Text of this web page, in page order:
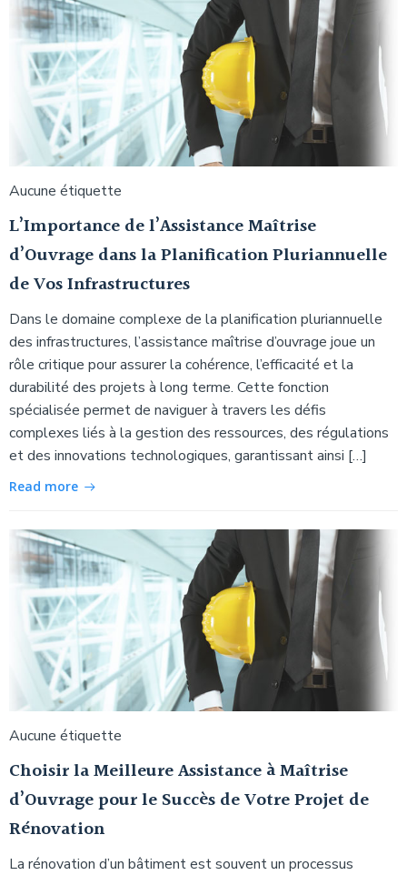
Aucune étiquette
L’Importance de l’Assistance Maîtrise
d’Ouvrage dans la Planification Pluriannuelle
de Vos Infrastructures
Dans le domaine complexe de la planification pluriannuelle
des infrastructures, l’assistance maîtrise d’ouvrage joue un
rôle critique pour assurer la cohérence, l’efficacité et la
durabilité des projets à long terme. Cette fonction
spécialisée permet de naviguer à travers les défis
complexes liés à la gestion des ressources, des régulations
et des innovations technologiques, garantissant ainsi […]
Read more
Aucune étiquette
Choisir la Meilleure Assistance à Maîtrise
d’Ouvrage pour le Succès de Votre Projet de
Rénovation
La rénovation d’un bâtiment est souvent un processus